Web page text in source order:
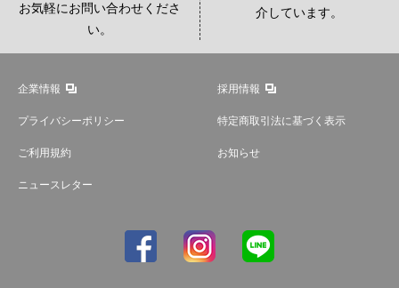
お気軽にお問い合わせくださ
い。
介しています。
企業情報 採用情報
プライバシーポリシー 特定商取引法に基づく表示
ご利用規約 お知らせ
ニュースレター